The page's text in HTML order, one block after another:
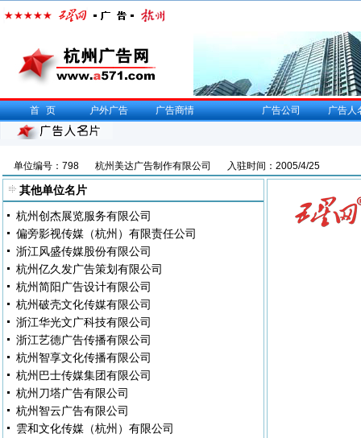
首页 户外广告 广告商情 广告公司 广告人
单位编号：798 杭州美达广告制作有限公司 入驻时间：2005/4/25
其他单位名片
杭州创杰展览服务有限公司
偏旁影视传媒（杭州）有限责任公司
浙江风盛传媒股份有限公司
杭州亿久发广告策划有限公司
杭州简阳广告设计有限公司
杭州破壳文化传媒有限公司
浙江华光文广科技有限公司
浙江艺德广告传播有限公司
杭州智享文化传播有限公司
杭州巴士传媒集团有限公司
杭州刀塔广告有限公司
杭州智云广告有限公司
雲和文化传媒（杭州）有限公司